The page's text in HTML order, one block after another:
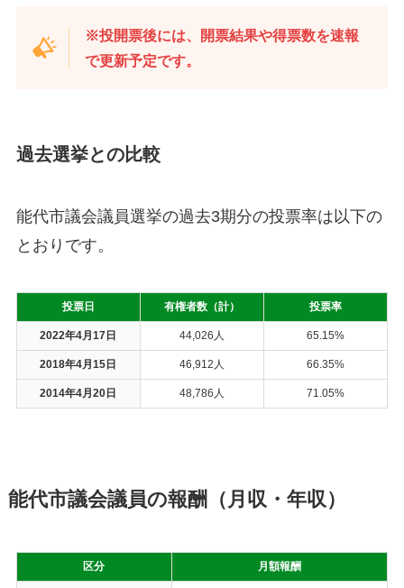
※投開票後には、開票結果や得票数を速報
で更新予定です。
過去選挙との比較
能代市議会議員選挙の過去3期分の投票率は以下の
とおりです。
投票日 有権者数（計） 投票率
2022年4月17日 44,026人 65.15%
2018年4月15日 46,912人 66.35%
2014年4月20日 48,786人 71.05%
能代市議会議員の報酬（月収・年収）
区分 月額報酬